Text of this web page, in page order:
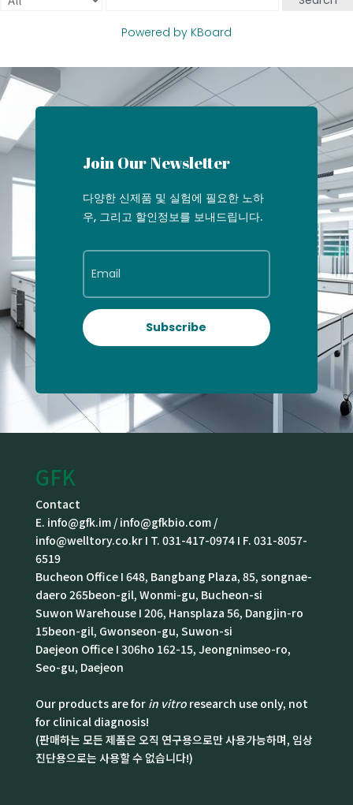
Powered by KBoard
Join Our Newsletter
다양한 신제품 및 실험에 필요한 노하
우, 그리고 할인정보를 보내드립니다.
Subscribe
GFK
Contact
E. info@gfk.im / info@gfkbio.com /
info@welltory.co.kr I T. 031-417-0974 I F. 031-8057-
6519
Bucheon Office I 648, Bangbang Plaza, 85, songnae-
daero 265beon-gil, Wonmi-gu, Bucheon-si
Suwon Warehouse I 206, Hansplaza 56, Dangjin-ro
15beon-gil, Gwonseon-gu, Suwon-si
Daejeon Office I 306ho 162-15, Jeongnimseo-ro,
Seo-gu, Daejeon
Our products are for in vitroresearch use only, not
for clinical diagnosis!
(판매하는 모든 제품은 오직 연구용으로만 사용가능하며, 임상
진단용으로는 사용할 수 없습니다!)